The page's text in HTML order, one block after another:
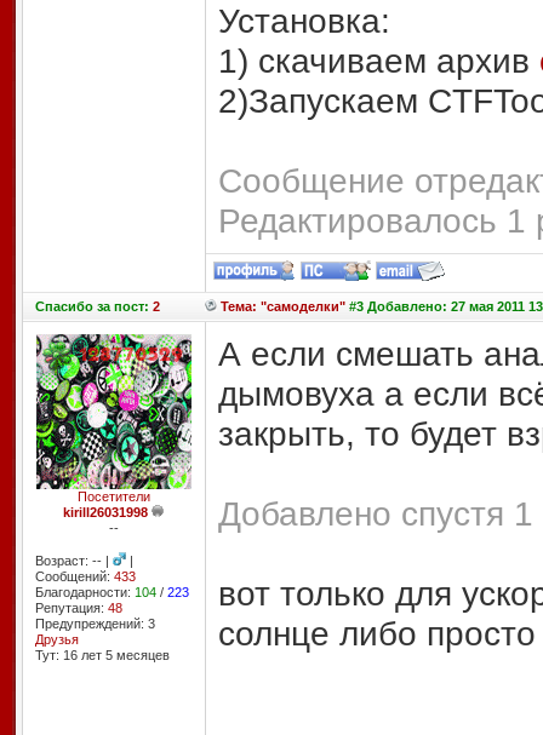
Установка:
1) скачиваем архив
2)Запускаем
Сообщение
Редактировалось 1
Спасибоза пост: 2 Тема: "самоделки"#3 Добавлено: 27 мая 2011
Посетители
kirill26031998
--
Возраст: -- |
|
Сообщений: 433
Благодарности: 104/ 223
Репутация: 48
Предупреждений: 3
Друзья
Тут: 16 лет 5 месяцев
А если смешать
дымовуха а если
закрыть, то будет
Добавлено спустя
вот только для
солнце либо